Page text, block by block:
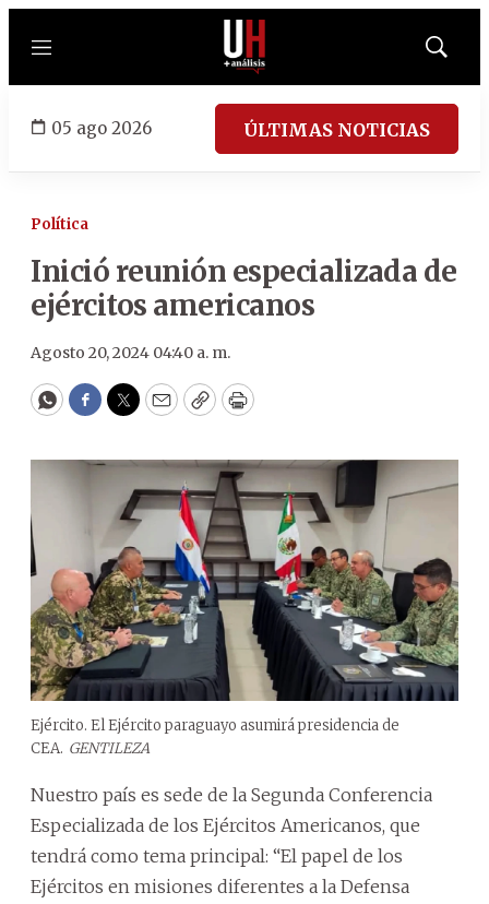
Menú
Mostrar
05 ago 2026 ÚLTIMAS NOTICIAS
Política
Inició reunión especializada de
ejércitos americanos
Agosto 20, 2024 04:40 a. m.
WhatsApp
Facebook
Twitter
EmailCopyPrint
Ejército. El Ejército paraguayo asumirá presidencia de
CEA. GENTILEZA
Nuestro país es sede de la Segunda Conferencia
Especializada de los Ejércitos Americanos, que
tendrá como tema principal: “El papel de los
Ejércitos en misiones diferentes a la Defensa